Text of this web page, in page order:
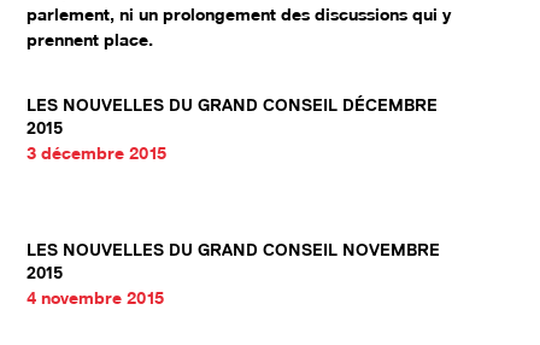
parlement, ni un prolongement des discussions qui y
prennent place.
LES NOUVELLES DU GRAND CONSEIL DÉCEMBRE
2015
3 décembre 2015
LES NOUVELLES DU GRAND CONSEIL NOVEMBRE
2015
4 novembre 2015